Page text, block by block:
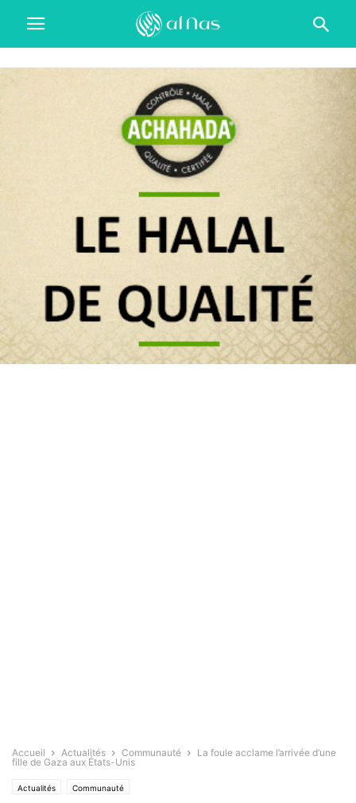
Accueil Actualités Communauté
La foule acclame l’arrivée d’une
fille de Gaza aux États-Unis
Actualités Communauté